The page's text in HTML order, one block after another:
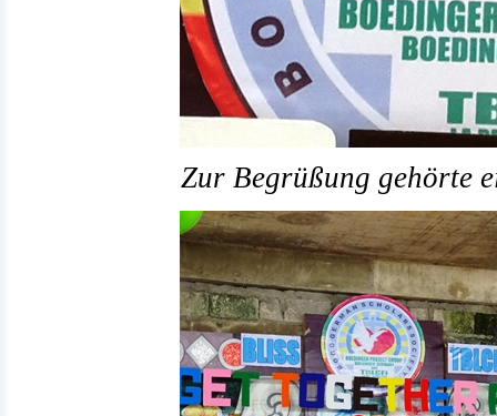
Zur Begrüßung gehörte